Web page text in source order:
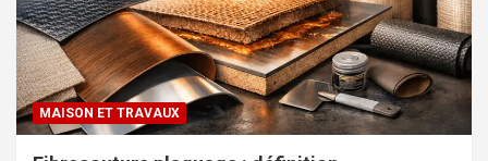
MAISON ET TRAVAUX